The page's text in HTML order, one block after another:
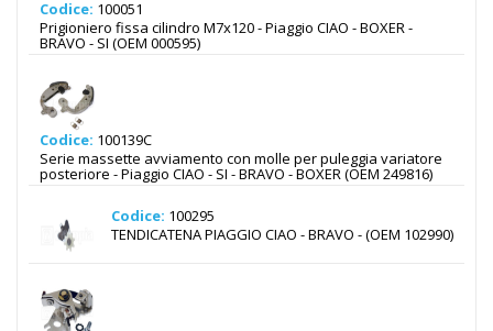
Codice: 100051
Prigioniero fissa cilindro M7x120 - Piaggio CIAO - BOXER -
BRAVO - SI (OEM 000595)
Codice: 100139C
Serie massette avviamento con molle per puleggia variatore
posteriore - Piaggio CIAO - SI - BRAVO - BOXER (OEM 249816)
Codice: 100295
TENDICATENA PIAGGIO CIAO - BRAVO - (OEM 102990)